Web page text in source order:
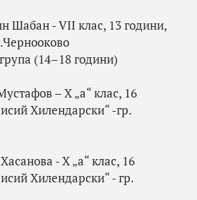
Шабан - VII клас, 13 години,
(14–18 години)
– X „а“ клас, 16
Хилендарски“ -гр.
- X „а“ клас, 16
Хилендарски“ - гр.